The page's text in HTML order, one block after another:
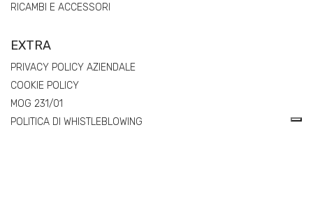
RICAMBI E ACCESSORI
EXTRA
PRIVACY POLICY AZIENDALE
COOKIE POLICY
MOG 231/01
POLITICA DI WHISTLEBLOWING